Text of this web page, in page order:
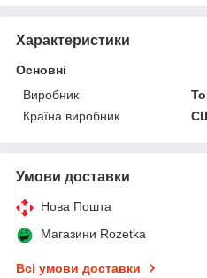
Характеристики
Основні
Виробник
Країна виробник
Умови доставки
Нова Пошта
Магазини Rozetka
Всі умови доставки